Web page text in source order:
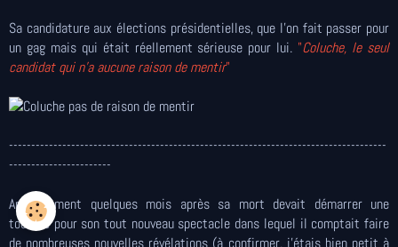
Sa candidature aux élections présidentielles, que l'on fait passer pour
un gag mais qui était réellement sérieuse pour lui. "Coluche, le seul
candidat qui n’a aucune raison de mentir"
-------------------------------------------------------------------------------------
-----------------------
Apparemment quelques mois après sa mort devait démarrer une
tournée pour son tout nouveau spectacle dans lequel il comptait faire
de nombreuses nouvelles révélations (à confirmer, j'étais bien petit à